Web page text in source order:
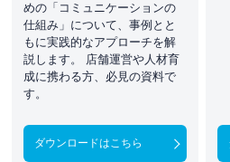
めの「コミュニケーションの
仕組み」について、事例とと
もに実践的なアプローチを解
説します。 店舗運営や人材育
成に携わる方、必見の資料で
す。
ダウンロードはこちら